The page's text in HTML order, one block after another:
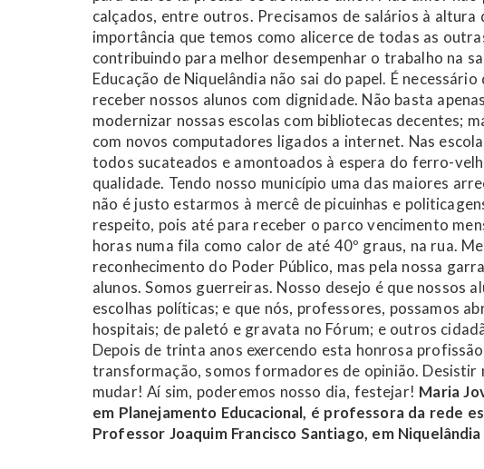
calçados, entre outros. Precisamos de salários à altura
importância que temos como alicerce de todas as
contribuindo para melhor desempenhar o trabalho na
Educação de Niquelândia não sai do papel. É
receber nossos alunos com dignidade. Não basta
modernizar nossas escolas com bibliotecas decentes;
com novos computadores ligados a internet. Nas
todos sucateados e amontoados à espera do ferro-
qualidade. Tendo nosso município uma das maiores
não é justo estarmos à mercê de picuinhas e
respeito, pois até para receber o parco vencimento
horas numa fila como calor de até 40º graus, na rua.
reconhecimento do Poder Público, mas pela nossa
alunos. Somos guerreiras. Nosso desejo é que nossos
escolhas políticas; e que nós, professores, possamos
hospitais; de paletó e gravata no Fórum; e outros
Depois de trinta anos exercendo esta honrosa
transformação, somos formadores de opinião. Desistir
mudar! Aí sim, poderemos nosso dia, festejar! Maria
em Planejamento Educacional, é professora da rede
Professor Joaquim Francisco Santiago, em Niquelândia